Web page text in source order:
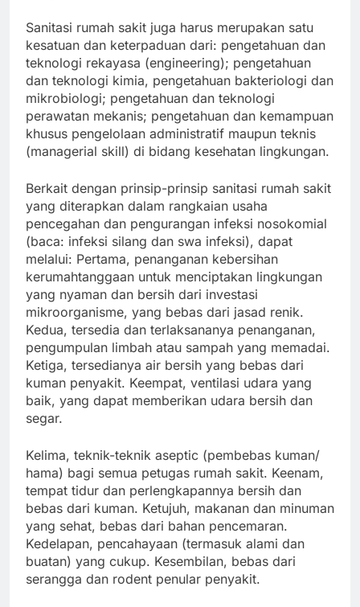
Sanitasi rumah sakit juga harus merupakan satu
kesatuan dan keterpaduan dari: pengetahuan dan
teknologi rekayasa (engineering); pengetahuan
dan teknologi kimia, pengetahuan bakteriologi dan
mikrobiologi; pengetahuan dan teknologi
perawatan mekanis; pengetahuan dan kemampuan
khusus pengelolaan administratif maupun teknis
(managerial skill) di bidang kesehatan lingkungan.
Berkait dengan prinsip-prinsip sanitasi rumah sakit
yang diterapkan dalam rangkaian usaha
pencegahan dan pengurangan infeksi nosokomial
(baca: infeksi silang dan swa infeksi), dapat
melalui: Pertama, penanganan kebersihan
kerumahtanggaan untuk menciptakan lingkungan
yang nyaman dan bersih dari investasi
mikroorganisme, yang bebas dari jasad renik.
Kedua, tersedia dan terlaksananya penanganan,
pengumpulan limbah atau sampah yang memadai.
Ketiga, tersedianya air bersih yang bebas dari
kuman penyakit. Keempat, ventilasi udara yang
baik, yang dapat memberikan udara bersih dan
segar.
Kelima, teknik-teknik aseptic (pembebas kuman/
hama) bagi semua petugas rumah sakit. Keenam,
tempat tidur dan perlengkapannya bersih dan
bebas dari kuman. Ketujuh, makanan dan minuman
yang sehat, bebas dari bahan pencemaran.
Kedelapan, pencahayaan (termasuk alami dan
buatan) yang cukup. Kesembilan, bebas dari
serangga dan rodent penular penyakit.